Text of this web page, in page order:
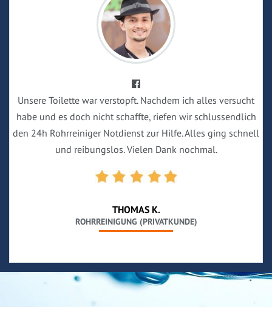
Unsere Toilette war verstopft. Nachdem ich alles versucht
habe und es doch nicht schaffte, riefen wir schlussendlich
den 24h Rohrreiniger Notdienst zur Hilfe. Alles ging schnell
und reibungslos. Vielen Dank nochmal.
THOMAS K.
ROHRREINIGUNG (PRIVATKUNDE)